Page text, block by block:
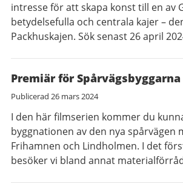
intresse för att skapa konst till en av
betydelsefulla och centrala kajer –
Packhuskajen. Sök senast 26 april
Premiär för Spårvägsbyggarna
Publicerad 26 mars 2024
I den här filmserien kommer du
byggnationen av den nya spårvägen
Frihamnen och Lindholmen. I det
besöker vi bland annat